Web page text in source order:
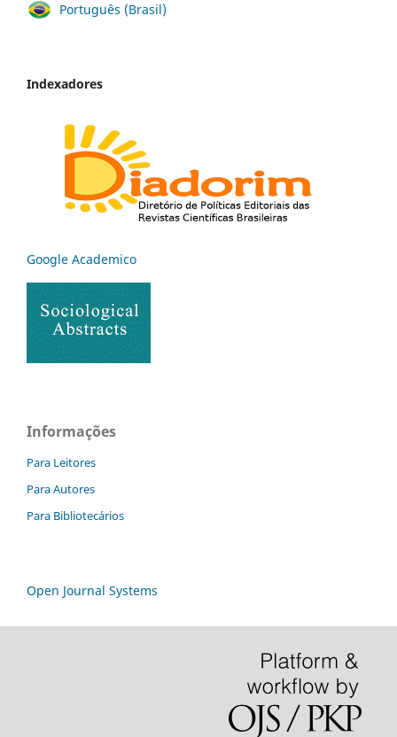
Português (Brasil)
Indexadores
Google Academico
Informações
Para Leitores
Para Autores
Para Bibliotecários
Open Journal Systems